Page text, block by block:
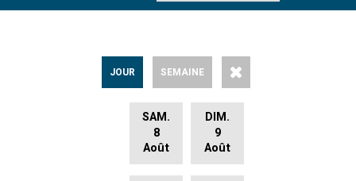
JOUR SEMAINE
SAM.
8
Août
DIM.
9
Août